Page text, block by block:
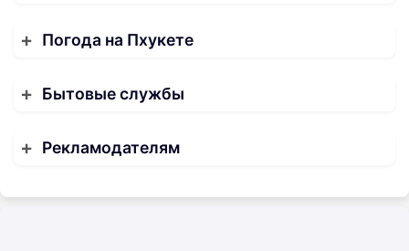
Погода на Пхукете
Бытовые службы
Рекламодателям